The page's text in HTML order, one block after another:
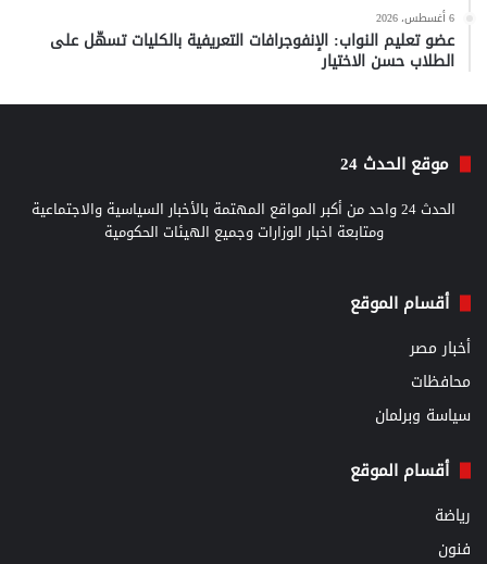
6 أغسطس، 2026
عضو تعليم النواب: الإنفوجرافات التعريفية بالكليات تسهّل على
الطلاب حسن الاختيار
موقع الحدث 24
الحدث 24 واحد من أكبر المواقع المهتمة بالأخبار السياسية والاجتماعية
ومتابعة اخبار الوزارات وجميع الهيئات الحكومية
أقسام الموقع
أخبار مصر
محافظات
سياسة وبرلمان
أقسام الموقع
رياضة
فنون